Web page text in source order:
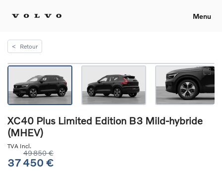
Menu
< Retour
XC40 Plus Limited Edition B3 Mild-hybride
(MHEV)
TVA Incl.
49 850 €
37 450 €